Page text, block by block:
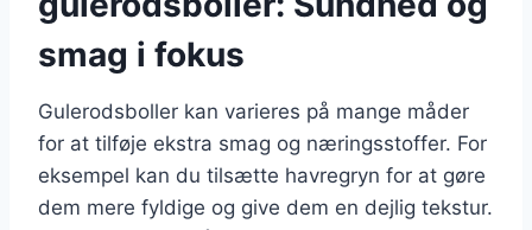
smag i fokus
Gulerodsboller kan varieres på mange måder
for at tilføje ekstra smag og næringsstoffer. For
eksempel kan du tilsætte havregryn for at gøre
dem mere fyldige og give dem en dejlig tekstur.